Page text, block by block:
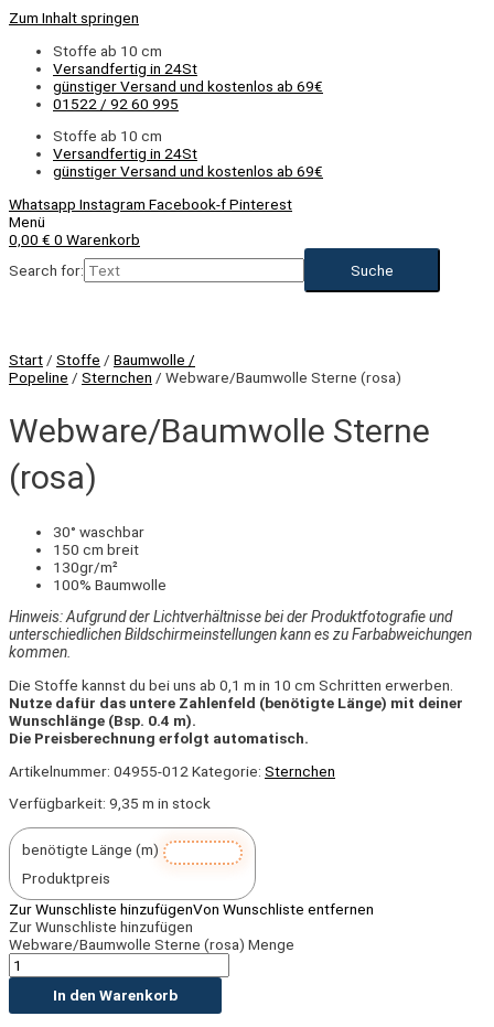
Zum Inhalt springen
Stoffe ab 10 cm
Versandfertig in 24St
günstiger Versand und kostenlos ab 69€
01522 / 92 60 995
Stoffe ab 10 cm
Versandfertig in 24St
günstiger Versand und kostenlos ab 69€
Whatsapp Instagram Facebook-fPinterest
Menü
0,00 € 0 Warenkorb
Search for:
Start / Stoffe / Baumwolle /
Popeline / Sternchen / Webware/Baumwolle Sterne (rosa)
Webware/Baumwolle Sterne
(rosa)
30° waschbar
150 cm breit
130gr/m²
100% Baumwolle
Hinweis: Aufgrund der Lichtverhältnisse bei der Produktfotografie und
unterschiedlichen Bildschirmeinstellungen kann es zu Farbabweichungen
kommen.
Die Stoffe kannst du bei uns ab 0,1 m in 10 cm Schritten erwerben.
Nutze dafür das untere Zahlenfeld (benötigte Länge) mit deiner
Wunschlänge (Bsp. 0.4 m).
Die Preisberechnung erfolgt automatisch.
Artikelnummer: 04955-012 Kategorie: Sternchen
Verfügbarkeit: 9,35 m in stock
benötigte Länge (m)
Produktpreis
Zur Wunschliste hinzufügenVon Wunschliste entfernen
Zur Wunschliste hinzufügen
Webware/Baumwolle Sterne (rosa) Menge
In den Warenkorb